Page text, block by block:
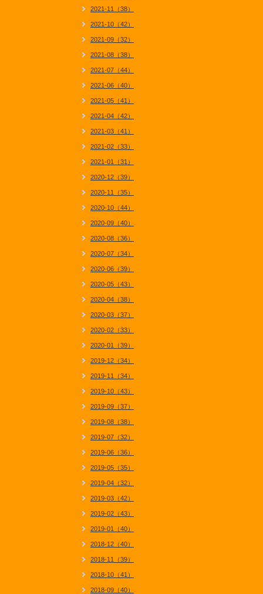
2021-11（38）
2021-10（42）
2021-09（32）
2021-08（38）
2021-07（44）
2021-06（40）
2021-05（41）
2021-04（42）
2021-03（41）
2021-02（33）
2021-01（31）
2020-12（39）
2020-11（35）
2020-10（44）
2020-09（40）
2020-08（36）
2020-07（34）
2020-06（39）
2020-05（43）
2020-04（38）
2020-03（37）
2020-02（33）
2020-01（39）
2019-12（34）
2019-11（34）
2019-10（43）
2019-09（37）
2019-08（38）
2019-07（32）
2019-06（36）
2019-05（35）
2019-04（32）
2019-03（42）
2019-02（43）
2019-01（40）
2018-12（40）
2018-11（39）
2018-10（41）
2018-09（40）